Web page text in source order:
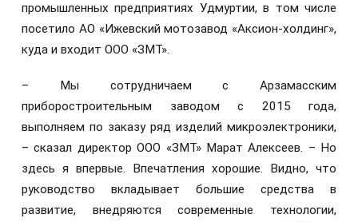
промышленных предприятиях Удмуртии, в том числе
посетило АО «Ижевский мотозавод «Аксион-холдинг»,
куда и входит ООО «ЗМТ».
– Мы сотрудничаем с Арзамасским
приборостроительным заводом с 2015 года,
выполняем по заказу ряд изделий микроэлектроники,
– сказал директор ООО «ЗМТ» Марат Алексеев. – Но
здесь я впервые. Впечатления хорошие. Видно, что
руководство вкладывает большие средства в
развитие, внедряются современные технологии,